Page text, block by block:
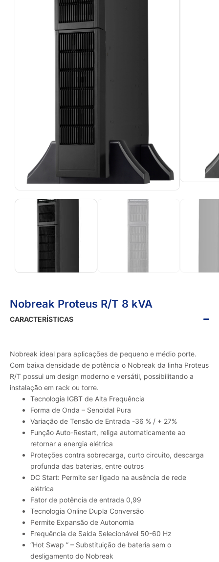
Nobreak Proteus R/T 8 kVA
CARACTERÍSTICAS
Nobreak ideal para aplicações de pequeno e médio porte.
Com baixa densidade de potência o Nobreak da linha Proteus
R/T possui um design moderno e versátil, possibilitando a
instalação em rack ou torre.
Tecnologia IGBT de Alta Frequência
Forma de Onda – Senoidal Pura
Variação de Tensão de Entrada -36 % / + 27%
Função Auto-Restart, religa automaticamente ao
retornar a energia elétrica
Proteções contra sobrecarga, curto circuito, descarga
profunda das baterias, entre outros
DC Start: Permite ser ligado na ausência de rede
elétrica
Fator de potência de entrada 0,99
Tecnologia Online Dupla Conversão
Permite Expansão de Autonomia
Frequência de Saída Selecionável 50-60 Hz
“Hot Swap ” – Substituição de bateria sem o
desligamento do Nobreak